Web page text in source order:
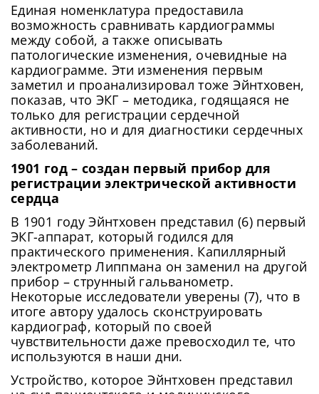
Единая номенклатура предоставила
возможность сравнивать кардиограммы
между собой, а также описывать
патологические изменения, очевидные на
кардиограмме. Эти изменения первым
заметил и проанализировал тоже Эйнтховен,
показав, что ЭКГ – методика, годящаяся не
только для регистрации сердечной
активности, но и для диагностики сердечных
заболеваний.
1901 год – создан первый прибор для
регистрации электрической активности
сердца
В 1901 году Эйнтховен представил (6) первый
ЭКГ-аппарат, который годился для
практического применения. Капиллярный
электрометр Липпмана он заменил на другой
прибор – струнный гальванометр.
Некоторые исследователи уверены (7), что в
итоге автору удалось сконструировать
кардиограф, который по своей
чувствительности даже превосходил те, что
используются в наши дни.
Устройство, которое Эйнтховен представил